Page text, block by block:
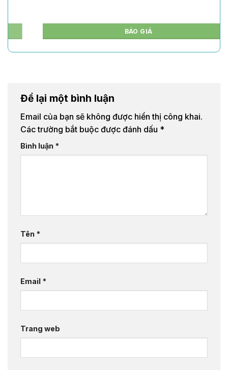
BÁO GIÁ
Để lại một bình luận
Email của bạn sẽ không được hiển thị công khai.
Các trường bắt buộc được đánh dấu *
Bình luận *
Tên *
Email *
Trang web